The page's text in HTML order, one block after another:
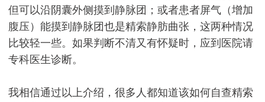
但可以沿阴囊外侧摸到静脉团；或者患者屏气（增加
腹压）能摸到静脉团也是精索静肪曲张，这两种情况
比较轻一些。如果判断不清又有怀疑时，应到医院请
专科医生诊断。
我相信通过以上介绍，很多人都知道该如何自查精索